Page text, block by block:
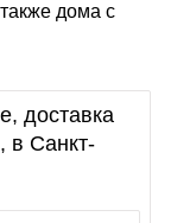
дома с
доставка
в Санкт-